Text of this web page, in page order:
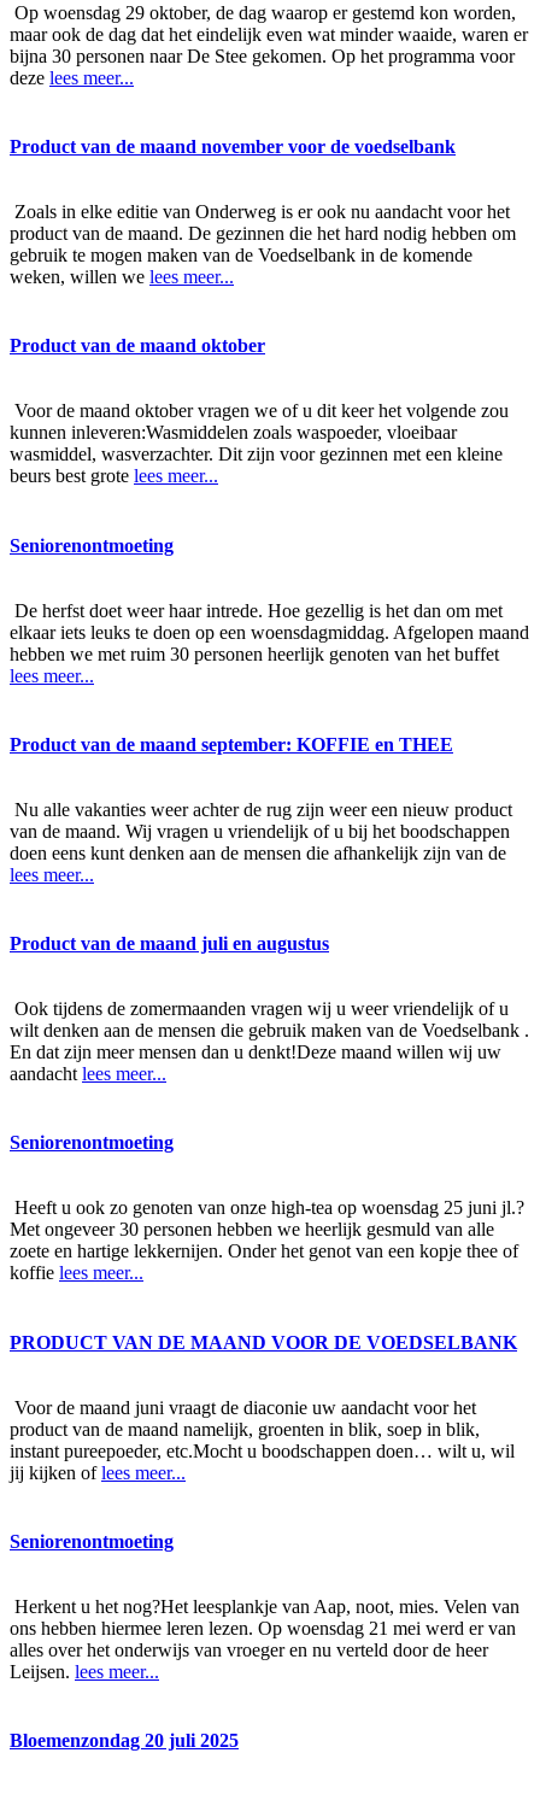
Op woensdag 29 oktober, de dag waarop er gestemd kon worden,
maar ook de dag dat het eindelijk even wat minder waaide, waren er
bijna 30 personen naar De Stee gekomen. Op het programma voor
deze lees meer...
Product van de maand november voor de voedselbank
Zoals in elke editie van Onderweg is er ook nu aandacht voor het
product van de maand. De gezinnen die het hard nodig hebben om
gebruik te mogen maken van de Voedselbank in de komende
weken, willen we lees meer...
Product van de maand oktober
Voor de maand oktober vragen we of u dit keer het volgende zou
kunnen inleveren:Wasmiddelen zoals waspoeder, vloeibaar
wasmiddel, wasverzachter. Dit zijn voor gezinnen met een kleine
beurs best grote lees meer...
Seniorenontmoeting
De herfst doet weer haar intrede. Hoe gezellig is het dan om met
elkaar iets leuks te doen op een woensdagmiddag. Afgelopen maand
hebben we met ruim 30 personen heerlijk genoten van het buffet
lees meer...
Product van de maand september: KOFFIE en THEE
Nu alle vakanties weer achter de rug zijn weer een nieuw product
van de maand. Wij vragen u vriendelijk of u bij het boodschappen
doen eens kunt denken aan de mensen die afhankelijk zijn van de
lees meer...
Product van de maand juli en augustus
Ook tijdens de zomermaanden vragen wij u weer vriendelijk of u
wilt denken aan de mensen die gebruik maken van de Voedselbank .
En dat zijn meer mensen dan u denkt!Deze maand willen wij uw
aandacht lees meer...
Seniorenontmoeting
Heeft u ook zo genoten van onze high-tea op woensdag 25 juni jl.?
Met ongeveer 30 personen hebben we heerlijk gesmuld van alle
zoete en hartige lekkernijen. Onder het genot van een kopje thee of
koffie lees meer...
PRODUCT VAN DE MAAND VOOR DE VOEDSELBANK
Voor de maand juni vraagt de diaconie uw aandacht voor het
product van de maand namelijk, groenten in blik, soep in blik,
instant pureepoeder, etc.Mocht u boodschappen doen… wilt u, wil
jij kijken oflees meer...
Seniorenontmoeting
Herkent u het nog?Het leesplankje van Aap, noot, mies. Velen van
ons hebben hiermee leren lezen. Op woensdag 21 mei werd er van
alles over het onderwijs van vroeger en nu verteld door de heer
Leijsen. lees meer...
Bloemenzondag 20 juli 2025